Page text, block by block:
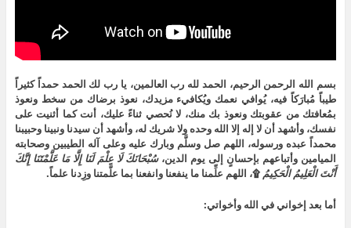
بسم الله الرحمن الرحيم، الحمد لله رب العالمين، يا رب لك الحمد حمداً كثيراً
طيباً مُبارَكاً فيه، يُوافي نعمك ويُكافيء مزيدك، نعوذ برضاك من سخط ونعوذ
بمُعافتك من عقوبتك ونعوذ بك منك، لا نُحصي ثناءً عليك، أنت كما أثنيت على
نفسك، وأشهد أن لا إله إلا الله وحده ولا شريك له، وأشهد أن سيدنا ونبينا وحبيبنا
محمداً عبده ورسوله، اللهم صل وسلَّم وبارك عليه وعلى آله الطيبين وصحابته
الميامين وأتباعهم بإحسانٍ إلى يوم الدين،سُبْحَانَكَ لَا عِلْمَ لَنَا إِلَّا مَا عَلَّمْتَنَا إِنَّكَ
أَنْتَ الْعَلِيمُ الْحَكِيمُ ۩، اللهم علِّمنا ما ينفعنا وانفعنا بما علَّمتنا وزِدنا علماً.
أما بعد إخواني في الله وأخواتي: